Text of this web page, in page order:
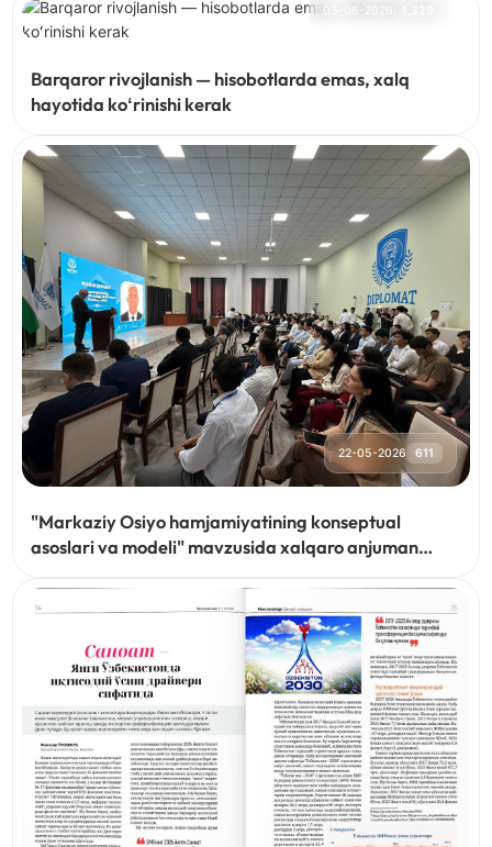
03-06-2026
Barqaror rivojlanish — hisobotlarda emas, xalq
hayotida koʻrinishi kerak
22-05-2026 611
"Markaziy Osiyo hamjamiyatining konseptual
asoslari va modeli" mavzusida xalqaro anjuman